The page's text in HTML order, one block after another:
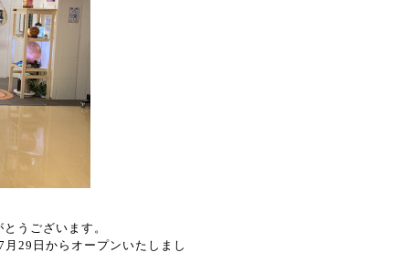
うございます。
29日からオープンいたしまし